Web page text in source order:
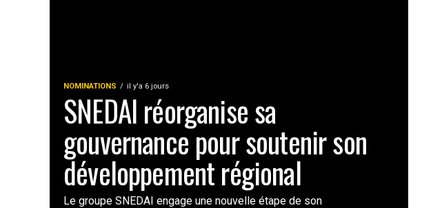
NOMINATIONS il y'a 6 jours
SNEDAI réorganise sa
gouvernance pour soutenir son
développement régional
Le groupe SNEDAI engage une nouvelle étape de son